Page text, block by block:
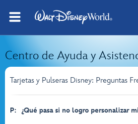
Centro de Ayuda y
Tarjetas y Pulseras Disney: Preguntas
P: ¿Qué pasa si no logro personalizar